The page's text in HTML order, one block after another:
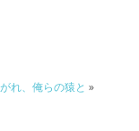
れ、俺らの猿と »